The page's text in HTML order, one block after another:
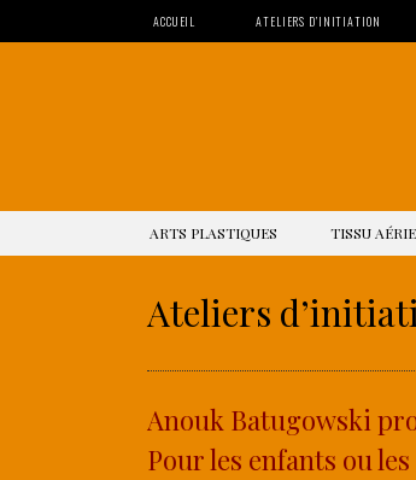
ACCUEIL ATELIERS D’INITIATION
SKIP TO CONTENT
ARTS PLASTIQUES TISSU
Ateliers
Anouk Batugowski
Pour les enfants ou